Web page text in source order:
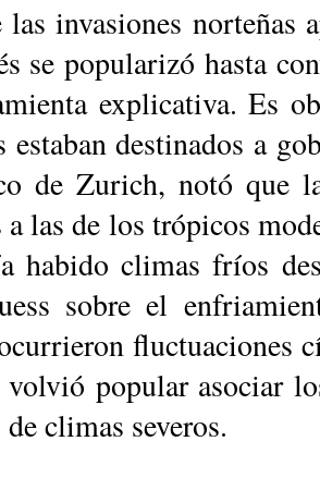
invasiones norteñas
se popularizó hasta
explicativa. Es
estaban destinados a
de Zurich, notó que
a las de los trópi­cos
habido climas fríos
sobre el
fluc­tuaciones
volvió po­pular asociar
cli­mas severos.